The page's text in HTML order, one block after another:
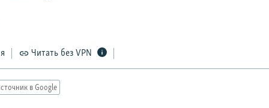
Читать без VPN
в Google